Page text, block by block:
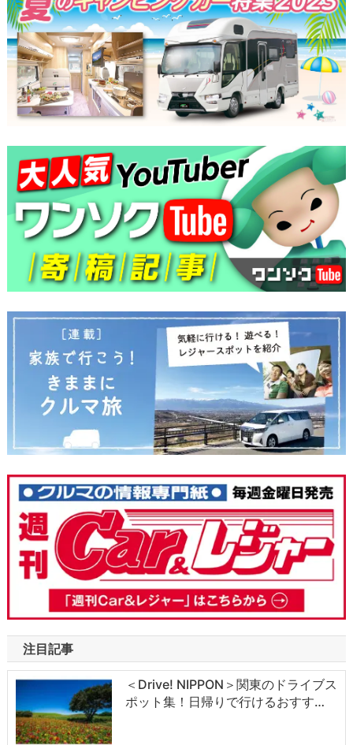
注目記事
＜Drive! NIPPON＞関東のドライブス
ポット集！日帰りで行けるおすす…